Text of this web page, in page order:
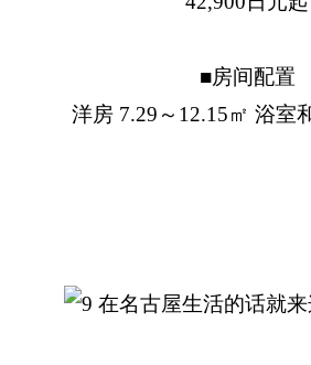
■房间配置
洋房 7.29～12.15㎡ 浴室